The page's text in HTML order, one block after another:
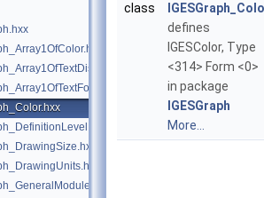
class
defines
IGESColor, Type
<314> Form <0>
in package
IGESGraph
More...